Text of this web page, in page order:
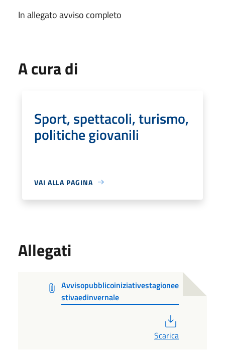
In allegato avviso completo
A cura di
Sport, spettacoli, turismo,
politiche giovanili
VAI ALLA PAGINA
Allegati
Avvisopubblicoiniziativestagionee
stivaedinvernale
Scarica